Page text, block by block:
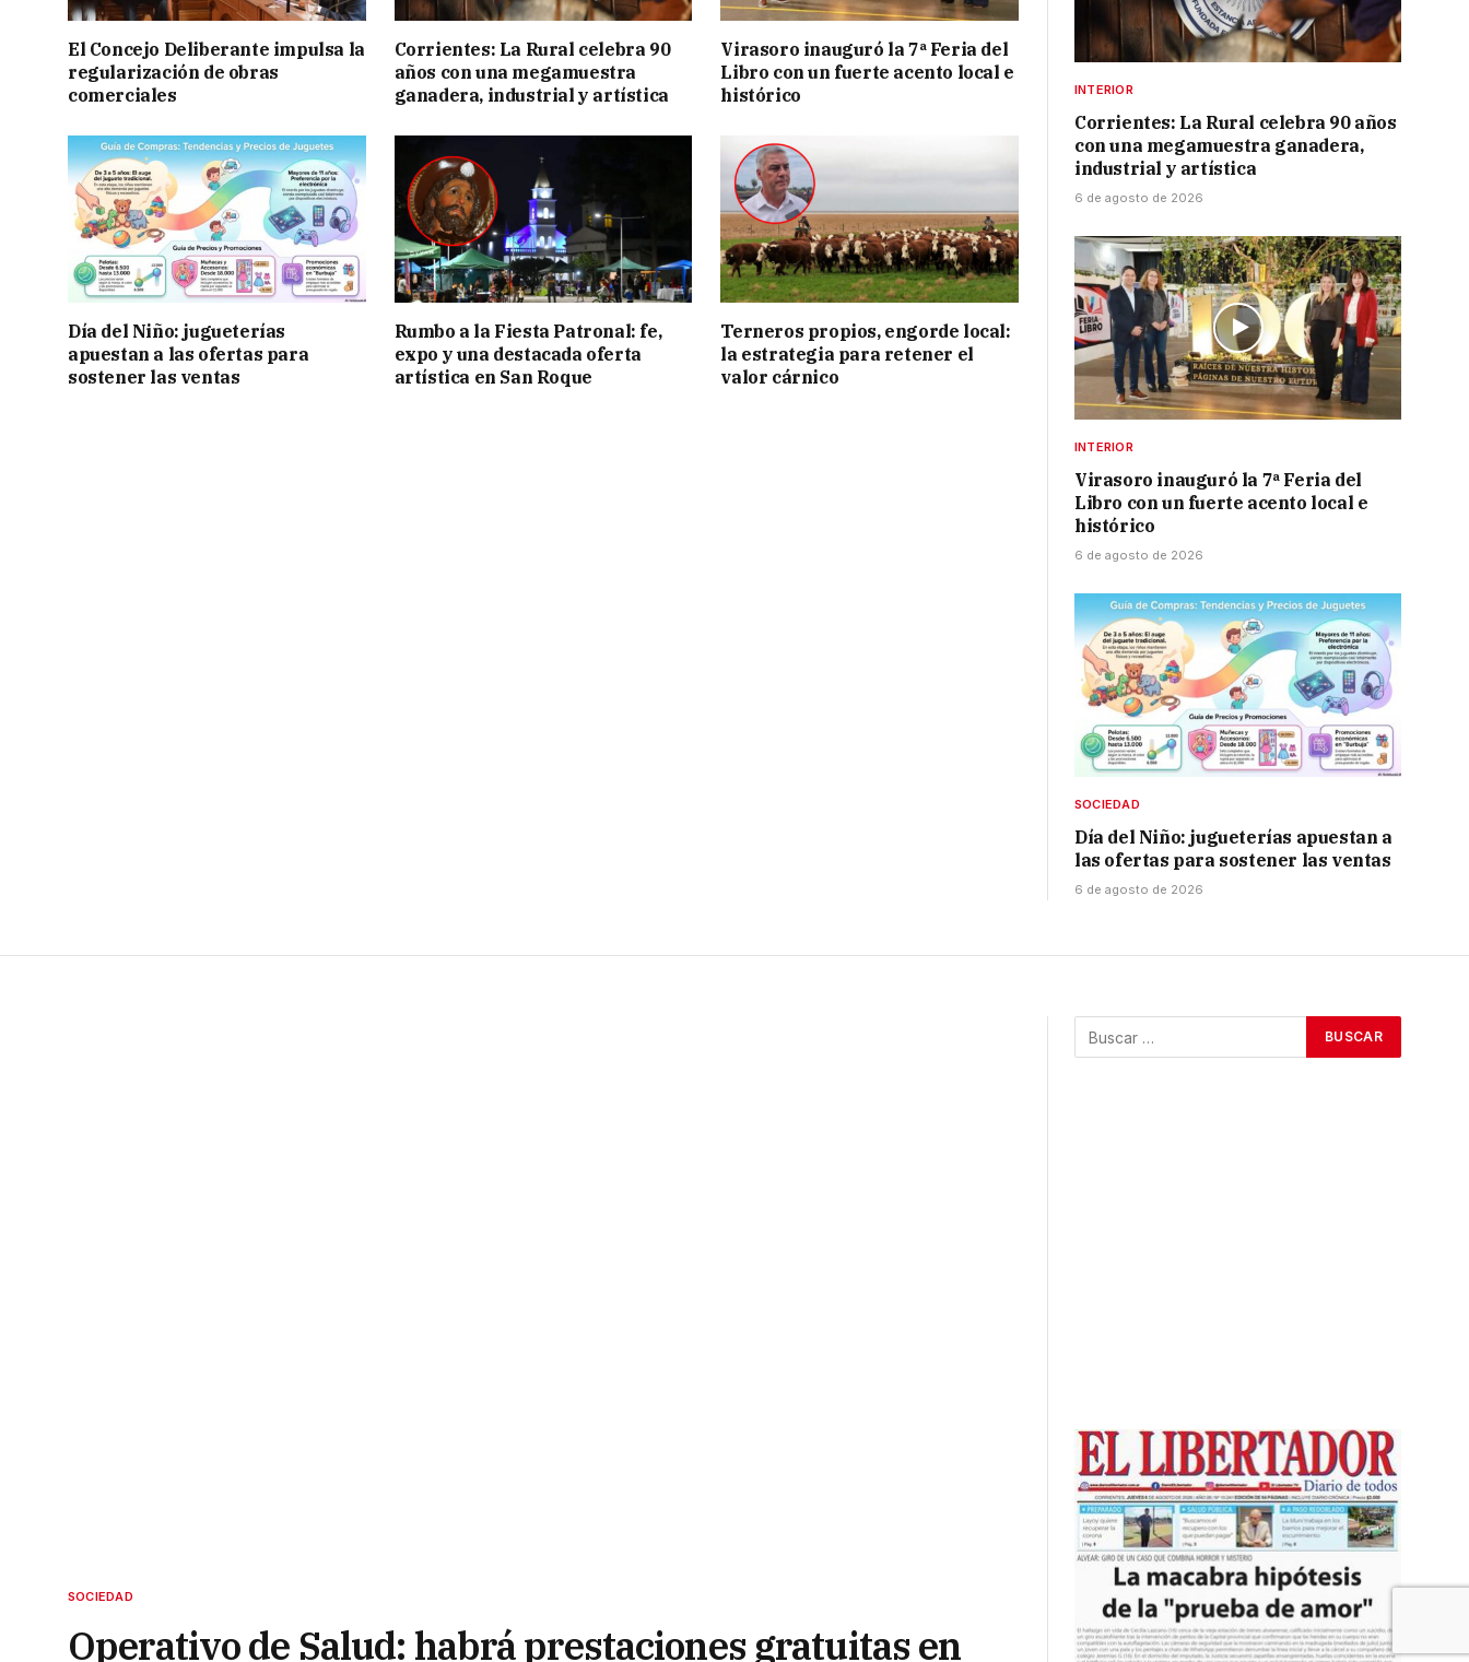
El Concejo Deliberante impulsa la
regularización de obras
comerciales
Corrientes: La Rural celebra 90
años con una megamuestra
ganadera, industrial y artística
Virasoro inauguró la 7ª Feria del
Libro con un fuerte acento local e
histórico
Día del Niño: jugueterías
apuestan a las ofertas para
sostener las ventas
Rumbo a la Fiesta Patronal: fe,
expo y una destacada oferta
artística en San Roque
Terneros propios, engorde local:
la estrategia para retener el
valor cárnico
INTERIOR
Corrientes: La Rural celebra 90 años
con una megamuestra ganadera,
industrial y artística
6 de agosto de 2026
INTERIOR
Virasoro inauguró la 7ª Feria del
Libro con un fuerte acento local e
histórico
6 de agosto de 2026
SOCIEDAD
Día del Niño: jugueterías apuestan a
las ofertas para sostener las ventas
6 de agosto de 2026
SOCIEDAD
Operativo de Salud: habrá prestaciones gratuitas en